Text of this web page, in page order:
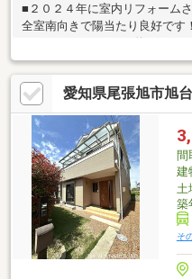
■２０２４年に室内リフォーム
全室南向きで陽当たり良好です
ＤＫ＋ＷＩＣ■ＬＤＫ約２０．
居室に収納があります■小屋裏
車できます（車種によります）
ビモニター付きインターフォン
分） 旭中学校（約22分） 東
ヶ池保育園（約9分） ナフコ
分） 城山公園（約8分）
愛知県尾張旭市旭
間
建
土
築
そ